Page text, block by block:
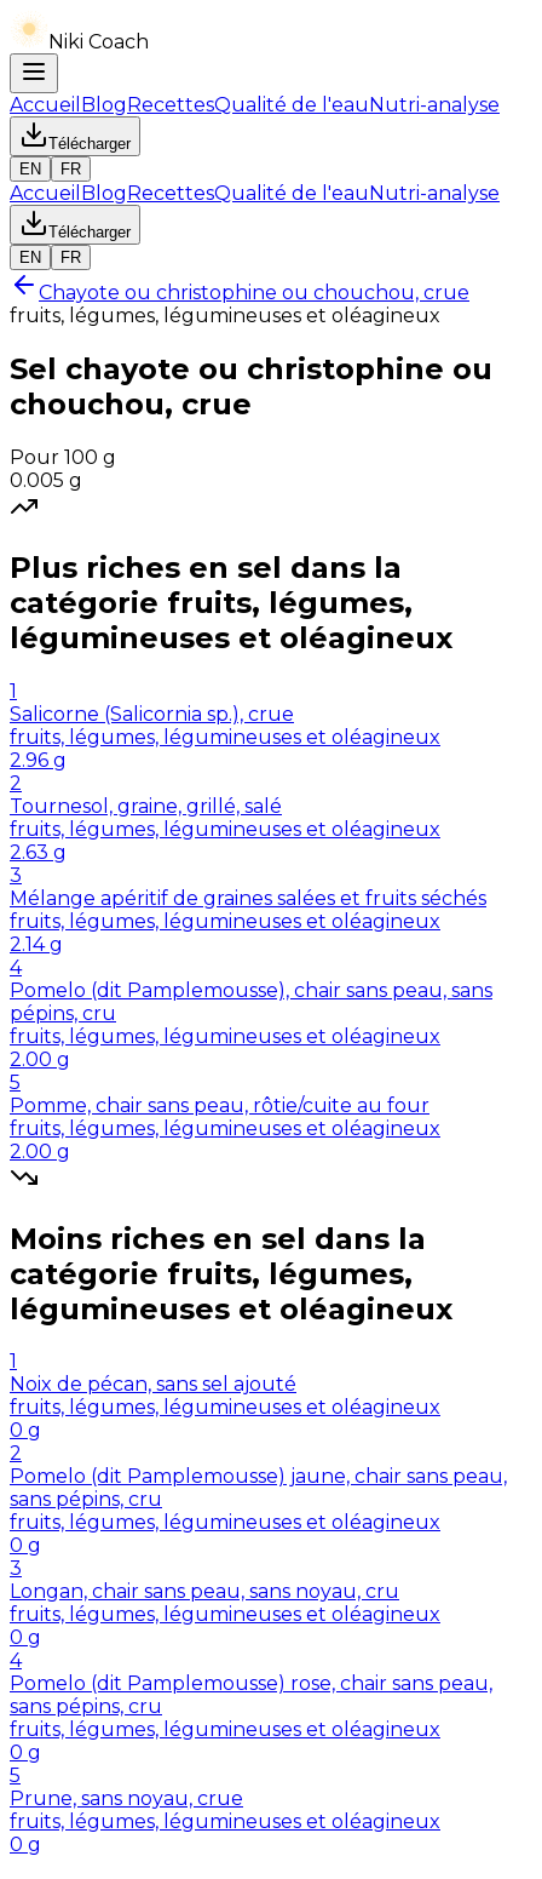
Niki Coach
Accueil BlogRecettesQualité de l'eauNutri-analyse
Télécharger
EN
FR
Accueil BlogRecettesQualité de l'eauNutri-analyse
Télécharger
EN
FR
Chayote ou christophine ou chouchou, crue
fruits, légumes, légumineuses et oléagineux
Sel chayote ou christophine ou
chouchou, crue
Pour 100 g
0.005 g
Plus riches en sel dans la
catégorie fruits, légumes,
légumineuses et oléagineux
1
Salicorne (Salicornia sp.), crue
fruits, légumes, légumineuses et oléagineux
2.96 g
2
Tournesol, graine, grillé, salé
fruits, légumes, légumineuses et oléagineux
2.63 g
3
Mélange apéritif de graines salées et fruits séchés
fruits, légumes, légumineuses et oléagineux
2.14 g
4
Pomelo (dit Pamplemousse), chair sans peau, sans
pépins, cru
fruits, légumes, légumineuses et oléagineux
2.00 g
5
Pomme, chair sans peau, rôtie/cuite au four
fruits, légumes, légumineuses et oléagineux
2.00 g
Moins riches en sel dans la
catégorie fruits, légumes,
légumineuses et oléagineux
1
Noix de pécan, sans sel ajouté
fruits, légumes, légumineuses et oléagineux
0 g
2
Pomelo (dit Pamplemousse) jaune, chair sans peau,
sans pépins, cru
fruits, légumes, légumineuses et oléagineux
0 g
3
Longan, chair sans peau, sans noyau, cru
fruits, légumes, légumineuses et oléagineux
0 g
4
Pomelo (dit Pamplemousse) rose, chair sans peau,
sans pépins, cru
fruits, légumes, légumineuses et oléagineux
0 g
5
Prune, sans noyau, crue
fruits, légumes, légumineuses et oléagineux
0 g